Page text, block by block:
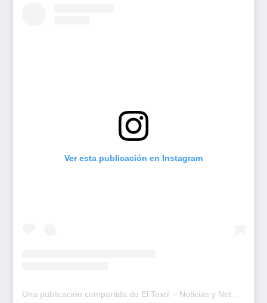
Ver esta publicación en Instagram
Una publicación compartida de El Textil – Noticias y Networking (@eltextil.ar)